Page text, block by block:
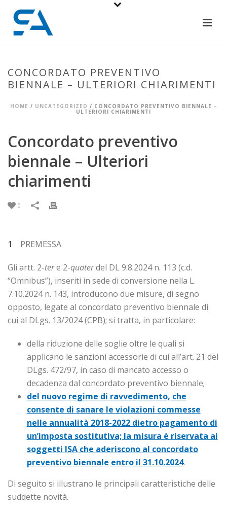
CONCORDATO PREVENTIVO
BIENNALE – ULTERIORI CHIARIMENTI
HOME / UNCATEGORIZED / CONCORDATO PREVENTIVO BIENNALE –
ULTERIORI CHIARIMENTI
Concordato preventivo
biennale – Ulteriori
chiarimenti
0
1 PREMESSA
Gli artt. 2-tere 2-quaterdel DL 9.8.2024 n. 113 (c.d.
“Omnibus”), inseriti in sede di conversione nella L.
7.10.2024 n. 143, introducono due misure, di segno
opposto, legate al concordato preventivo biennale di
cui al DLgs. 13/2024 (CPB); si tratta, in particolare:
della riduzione delle soglie oltre le quali si
applicano le sanzioni accessorie di cui all’art. 21 del
DLgs. 472/97, in caso di mancato accesso o
decadenza dal concordato preventivo biennale;
del nuovo regime di ravvedimento, che
consente di sanare le violazioni commesse
nelle annualità 2018-2022 dietro pagamento di
un’imposta sostitutiva; la misura è riservata ai
soggetti ISA che aderiscono al concordato
preventivo biennale entro il 31.10.2024.
Di seguito si illustrano le principali caratteristiche delle
suddette novità.